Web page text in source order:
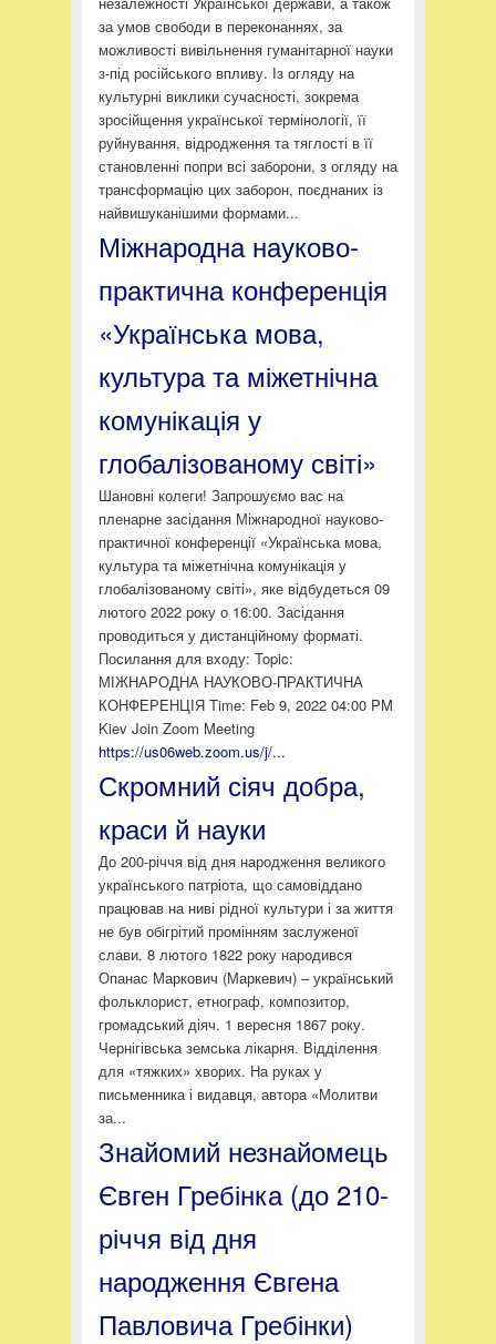
за умов свободи в переконаннях, за
можливості вивільнення гуманітарної науки
з-під російського впливу. Із огляду на
культурні виклики сучасності, зокрема
зросійщення української термінології, її
руйнування, відродження та тяглості в її
становленні попри всі заборони, з огляду на
трансформацію цих заборон, поєднаних із
найвишуканішими формами...
Міжнародна науково-
практична конференція
«Українська мова,
культура та міжетнічна
комунікація у
глобалізованому світі»
Шановні колеги! Запрошуємо вас на
пленарне засідання Міжнародної науково-
практичної конференції «Українська мова,
культура та міжетнічна комунікація у
глобалізованому світі», яке відбудеться 09
лютого 2022 року о 16:00. Засідання
проводиться у дистанційному форматі.
Посилання для входу: Topic:
МІЖНАРОДНА НАУКОВО-ПРАКТИЧНА
КОНФЕРЕНЦІЯ Time: Feb 9, 2022 04:00 PM
Kiev Join Zoom Meeting
https://us06web.zoom.us/j/...
Скромний сіяч добра,
краси й науки
До 200-річчя від дня народження великого
українського патріота, що самовіддано
працював на ниві рідної культури і за життя
не був обігрітий промінням заслуженої
слави. 8 лютого 1822 року народився
Опанас Маркович (Маркевич) – український
фольклорист, етнограф, композитор,
громадський діяч. 1 вересня 1867 року.
Чернігівська земська лікарня. Відділення
для «тяжких» хворих. На руках у
письменника і видавця, автора «Молитви
за...
Знайомий незнайомець
Євген Гребінка (до 210-
річчя від дня
народження Євгена
Павловича Гребінки)